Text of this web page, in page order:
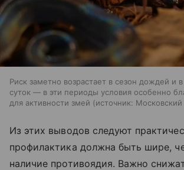
Риск заметно возрастает в сезон дождей и
суток — в эти периоды условия особенно
для активности змей
источник: Московский
Из этих выводов следуют
профилактика должна быть шире,
наличие противоядия. Важно